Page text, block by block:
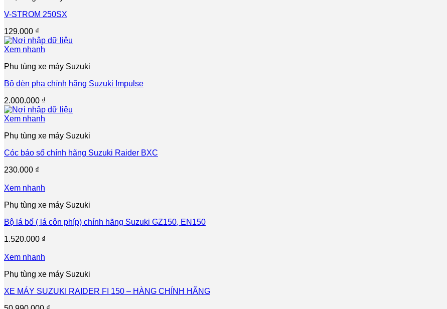
V-STROM 250SX
129.000 ₫
Xem nhanh
Phụ tùng xe máy Suzuki
Bộ đèn pha chính hãng Suzuki Impulse
2.000.000 ₫
Xem nhanh
Phụ tùng xe máy Suzuki
Cóc báo số chính hãng Suzuki Raider BXC
230.000 ₫
Xem nhanh
Phụ tùng xe máy Suzuki
Bộ lá bố ( lá côn phíp) chính hãng Suzuki GZ150, EN150
1.520.000 ₫
Xem nhanh
Phụ tùng xe máy Suzuki
XE MÁY SUZUKI RAIDER FI 150 – HÀNG CHÍNH HÃNG